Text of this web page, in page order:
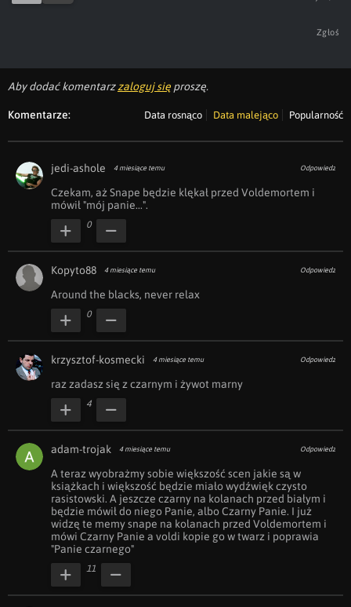
Zgłoś
Aby dodać komentarzzaloguj się proszę.
Komentarze: Data rosnąco Data malejąco Popularność
jedi-ashole 4 miesiące temu Odpowiedz
Czekam, aż Snape będzie klękał przed Voldemortem i
mówił "mój panie...".
0
Kopyto88 4 miesiące temu Odpowiedz
Around the blacks, never relax
0
krzysztof-kosmecki 4 miesiące temu Odpowiedz
raz zadasz się z czarnym i żywot marny
4
adam-trojak 4 miesiące temu Odpowiedz
A teraz wyobrażmy sobie większość scen jakie są w
książkach i większość będzie miało wydźwięk czysto
rasistowski. A jeszcze czarny na kolanach przed białym i
będzie mówił do niego Panie, albo Czarny Panie. I już
widzę te memy snape na kolanach przed Voldemortem i
mówi Czarny Panie a voldi kopie go w twarz i poprawia
"Panie czarnego"
11